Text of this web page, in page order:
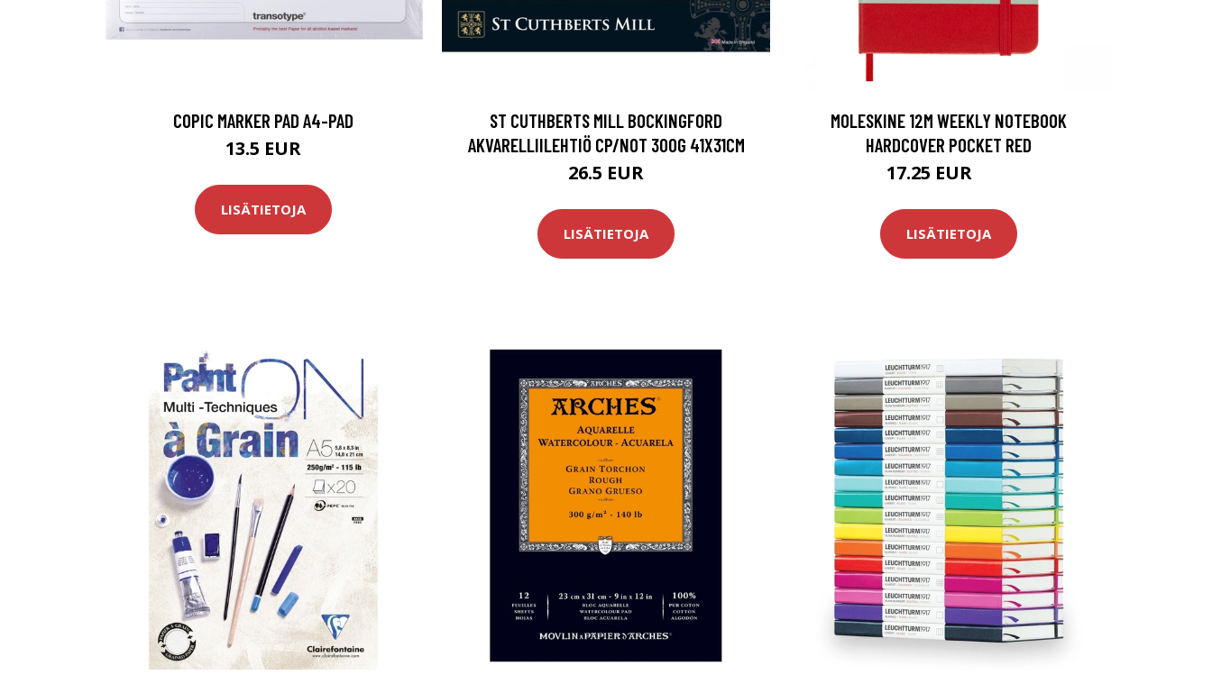
COPIC MARKER PAD A4-PAD
13.5 EUR
LISÄTIETOJA
ST CUTHBERTS MILL BOCKINGFORD
AKVARELLIILEHTIÖ CP/NOT 300G 41X31CM
26.5 EUR
LISÄTIETOJA
MOLESKINE 12M WEEKLY NOTEBOOK
HARDCOVER POCKET RED
17.25 EUR
LISÄTIETOJA